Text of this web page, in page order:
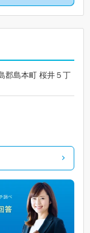
郡島本町 桜井５丁